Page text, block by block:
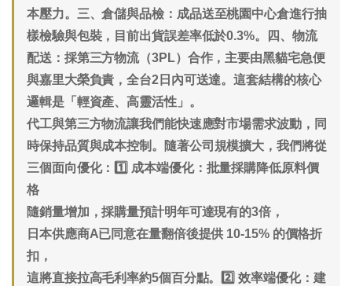
本壓力。 三、倉儲與品檢：成品送至桃園中心倉進行抽
樣檢驗與包裝，目前出貨誤差率低於0.3%。
四、物流
配送 ：採第三方物流（3PL）合作，主要由黑貓宅急便
與嘉里大榮負責，全台2日內可送達。這套結構的核心
邏輯是「輕資產、高靈活性」。
代工與第三方物流讓我們能快速應對市場需求波動，同
時保持品質與成本控制。
隨著公司規模擴大，我們將從
三個面向優化： 1️⃣ 成本端優化：批量採購降低原料價
格
隨銷量增加，採購量預計明年可達現有的3倍，
日本供應商A已同意在量翻倍後提供 10-15% 的價格折
扣，
這將直接拉高毛利率約5個百分點。
2️⃣ 效率端優化：建